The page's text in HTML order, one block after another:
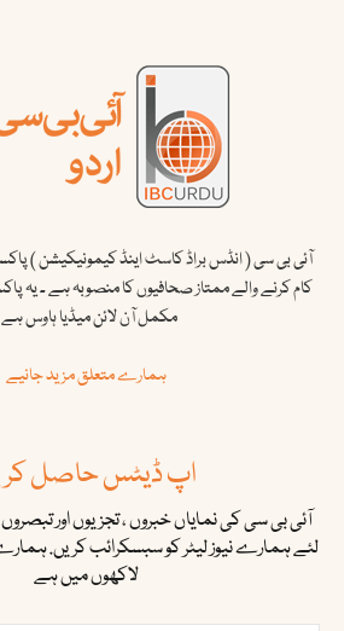
آئی بی سی ( انڈس براڈ کاسٹ اینڈ کیمونیکیشن )
کام کرنے والے ممتاز صحافیوں کا منصوبہ ہے ۔ یہ
مکمل آن لائن میڈیا ہاوس
ہمارے متعلق مزید جانیے
اپ ڈیٹس حاصل
آئی بی سی کی نمایاں خبروں ، تجزیوں اور
لئے ہمارے نیوز لیٹر کو سبسکرائب کریں.
لاکھوں میں ہے